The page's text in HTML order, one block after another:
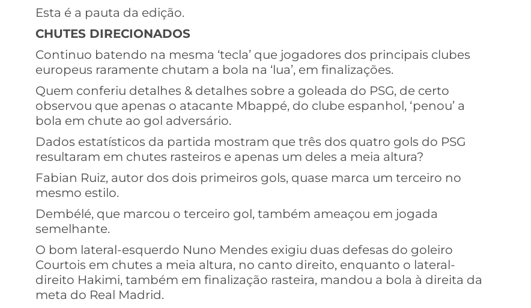
Esta é a pauta da edição.
CHUTES DIRECIONADOS
Continuo batendo na mesma ‘tecla’ que jogadores dos principais clubes
europeus raramente chutam a bola na ‘lua’, em finalizações.
Quem conferiu detalhes & detalhes sobre a goleada do PSG, de certo
observou que apenas o atacante Mbappé, do clube espanhol, ‘penou’ a
bola em chute ao gol adversário.
Dados estatísticos da partida mostram que três dos quatro gols do PSG
resultaram em chutes rasteiros e apenas um deles a meia altura?
Fabian Ruiz, autor dos dois primeiros gols, quase marca um terceiro no
mesmo estilo.
Dembélé, que marcou o terceiro gol, também ameaçou em jogada
semelhante.
O bom lateral-esquerdo Nuno Mendes exigiu duas defesas do goleiro
Courtois em chutes a meia altura, no canto direito, enquanto o lateral-
direito Hakimi, também em finalização rasteira, mandou a bola à direita da
meta do Real Madrid.